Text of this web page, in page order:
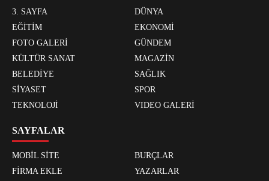
3. SAYFA
DÜNYA
EĞİTİM
EKONOMİ
FOTO GALERİ
GÜNDEM
KÜLTÜR SANAT
MAGAZİN
BELEDİYE
SAĞLIK
SİYASET
SPOR
TEKNOLOJİ
VIDEO GALERİ
SAYFALAR
MOBİL SİTE
BURÇLAR
FİRMA EKLE
YAZARLAR